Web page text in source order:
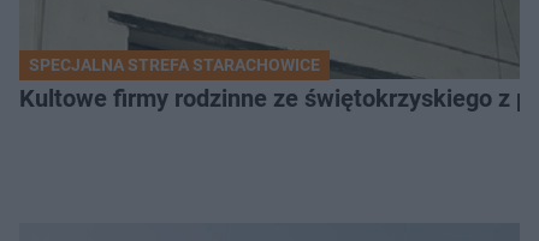
SPECJALNA STREFA STARACHOWICE
Kultowe firmy rodzinne ze świętokrzyskiego z